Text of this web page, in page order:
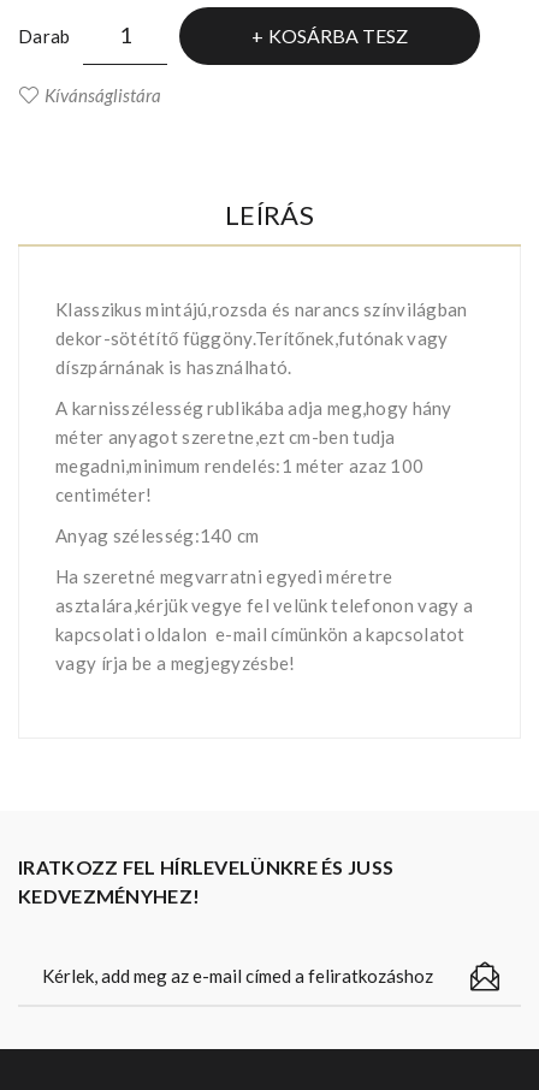
Darab KOSÁRBA TESZ
Kívánságlistára
LEÍRÁS
Klasszikus mintájú,rozsda és narancs színvilágban
dekor-sötétítő függöny.Terítőnek,futónak vagy
díszpárnának is használható.
A karnisszélesség rublikába adja meg,hogy hány
méter anyagot szeretne,ezt cm-ben tudja
megadni,minimum rendelés:1 méter azaz 100
centiméter!
Anyag szélesség:140 cm
Ha szeretné megvarratni egyedi méretre
asztalára,kérjük vegye fel velünk telefonon vagy a
kapcsolati oldalon e-mail címünkön a kapcsolatot
vagy írja be a megjegyzésbe!
IRATKOZZ FEL HÍRLEVELÜNKRE ÉS JUSS
KEDVEZMÉNYHEZ!